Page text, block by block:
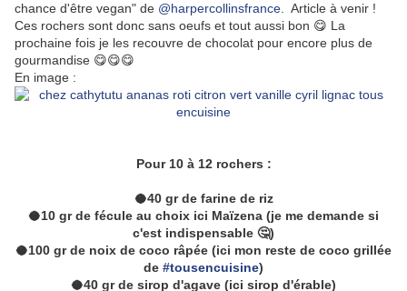
chance d'être vegan" de @harpercollinsfrance . Article à venir !
Ces rochers sont donc sans oeufs et tout aussi bon 😋 La
prochaine fois je les recouvre de chocolat pour encore plus de
gourmandise 😋😋😋
En image :
Pour 10 à 12 rochers :
🥥40 gr de farine de riz
🥥10 gr de fécule au choix ici Maïzena (je me demande si
c'est indispensable 🤔)
🥥100 gr de noix de coco râpée (ici mon reste de coco grillée
de #tousencuisine)
🥥40 gr de sirop d'agave (ici sirop d'érable)